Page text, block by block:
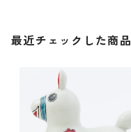
最近チェックした商品